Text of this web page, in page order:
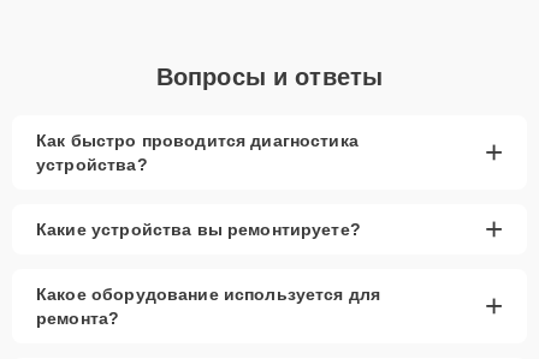
Вопросы и ответы
Как быстро проводится диагностика
устройства?
+
Какие устройства вы ремонтируете? +
Какое оборудование используется для
ремонта?
+